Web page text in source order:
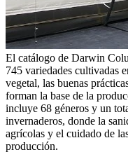
El catálogo de Darwin
745 variedades cultivadas
vegetal, las buenas
forman la base de la
incluye 68 géneros y un
invernaderos, donde la
agrícolas y el cuidado de
producción.